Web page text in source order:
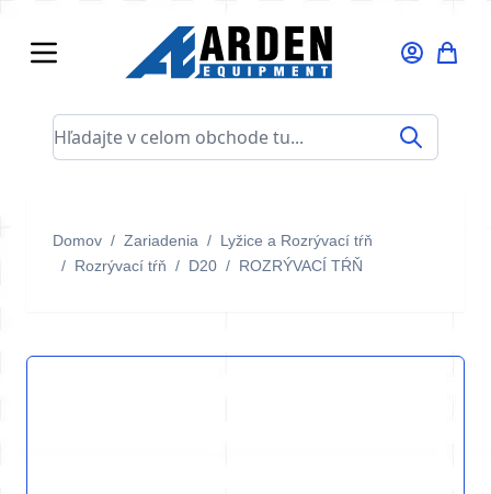
Hľadajte v celom obchode tu...
Domov / Zariadenia / Lyžice a Rozrývací tŕň
/ Rozrývací tŕň / D20 / ROZRÝVACÍ TŔŇ